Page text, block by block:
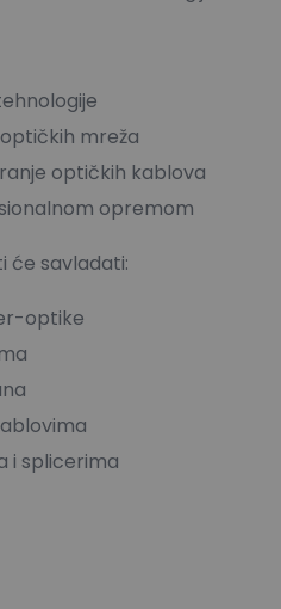
mreža
optičkih kablova
opremom
će savladati:
optike
i splicerima